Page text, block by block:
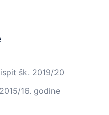
šk. 2019/20
16. godine